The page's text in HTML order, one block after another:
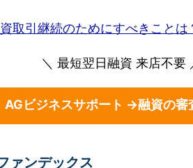
取引継続のためにすべきことは
＼ 最短翌日融資 来店不要
AGビジネスサポート →融資の審
ァンデックス